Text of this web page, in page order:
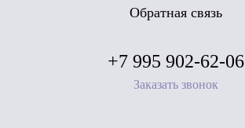
Обратная связь
+7 995 902-62-06
Заказать звонок